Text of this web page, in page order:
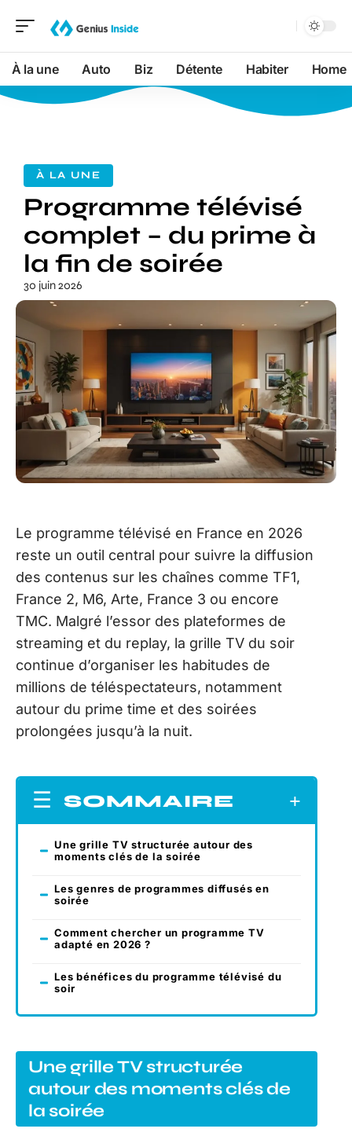
À la une Auto Biz Détente Habiter Home
À LA UNE
Programme télévisé
complet – du prime à
la fin de soirée
30 juin 2026
Le programme télévisé en France en 2026
reste un outil central pour suivre la diffusion
des contenus sur les chaînes comme TF1,
France 2, M6, Arte, France 3 ou encore
TMC. Malgré l’essor des plateformes de
streaming et du replay, la grille TV du soir
continue d’organiser les habitudes de
millions de téléspectateurs, notamment
autour du prime time et des soirées
prolongées jusqu’à la nuit.
SOMMAIRE
Une grille TV structurée autour des
moments clés de la soirée
Les genres de programmes diffusés en
soirée
Comment chercher un programme TV
adapté en 2026 ?
Les bénéfices du programme télévisé du
soir
Une grille TV structurée
autour des moments clés de
la soirée